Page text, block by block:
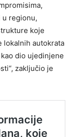
u regionu,
koje
lokalnih autokrata
dio ujedinjene
zaključio je